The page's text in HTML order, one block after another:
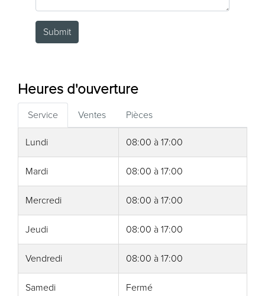
Submit
Heures d'ouverture
Service Ventes Pièces
Lundi 08:00 à 17:00
Mardi 08:00 à 17:00
Mercredi 08:00 à 17:00
Jeudi 08:00 à 17:00
Vendredi 08:00 à 17:00
Samedi Fermé